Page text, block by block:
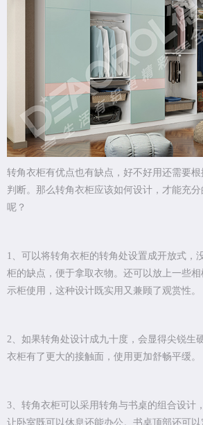
转角衣柜有优点也有缺点，好不好用还需要
判断。那么转角衣柜应该如何设计，才能充
呢？
1、可以将转角衣柜的转角处设置成开放式，
柜的缺点，便于拿取衣物。还可以放上一些
示柜使用，这种设计既实用又兼顾了观赏性。
2、如果转角处设计成九十度，会显得尖锐生
衣柜有了更大的接触面，使用更加舒畅平缓。
3、转角衣柜可以采用转角与书桌的组合设计
让卧室既可以休息还能办公。书桌顶部还可